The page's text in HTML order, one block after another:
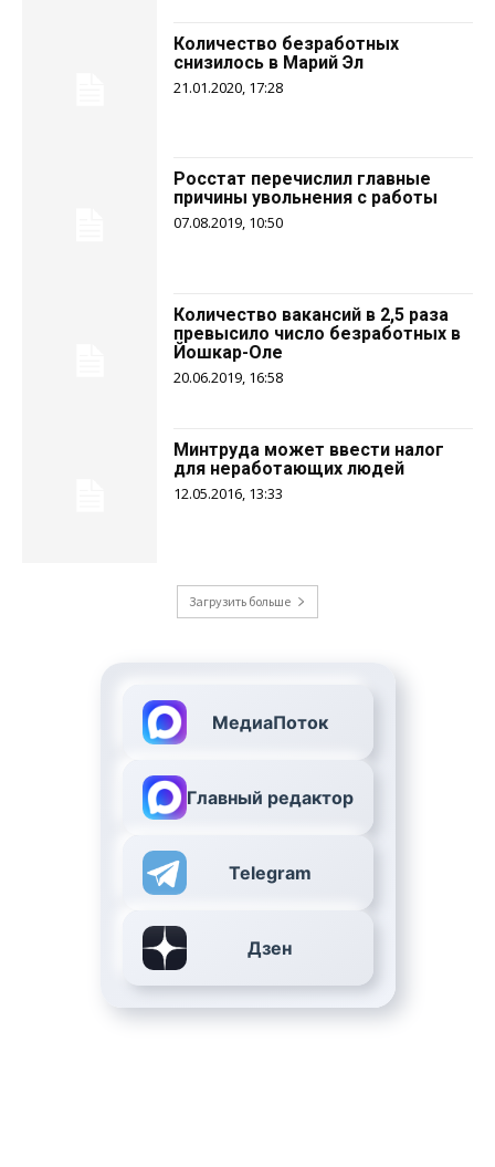
Количество безработных
снизилось в Марий Эл
21.01.2020, 17:28
Росстат перечислил главные
причины увольнения с работы
07.08.2019, 10:50
Количество вакансий в 2,5 раза
превысило число безработных в
Йошкар-Оле
20.06.2019, 16:58
Минтруда может ввести налог
для неработающих людей
12.05.2016, 13:33
Загрузить больше
МедиаПоток
Главный редактор
Telegram
Дзен